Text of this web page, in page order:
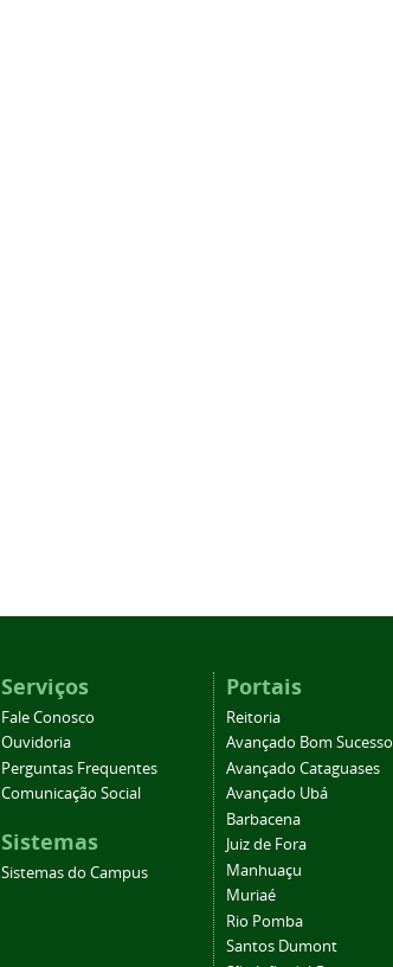
Serviços
Fale Conosco
Ouvidoria
Perguntas Frequentes
Comunicação Social
Sistemas
Sistemas do Campus
Portais
Reitoria
Avançado Bom Sucesso
Avançado Cataguases
Avançado Ubá
Barbacena
Juiz de Fora
Manhuaçu
Muriaé
Rio Pomba
Santos Dumont